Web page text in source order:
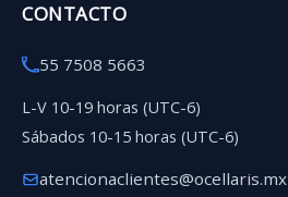
CONTACTO
55 7508 5663
L-V 10-19 horas (UTC-6)
Sábados 10-15 horas (UTC-6)
atencionaclientes@ocellaris.mx